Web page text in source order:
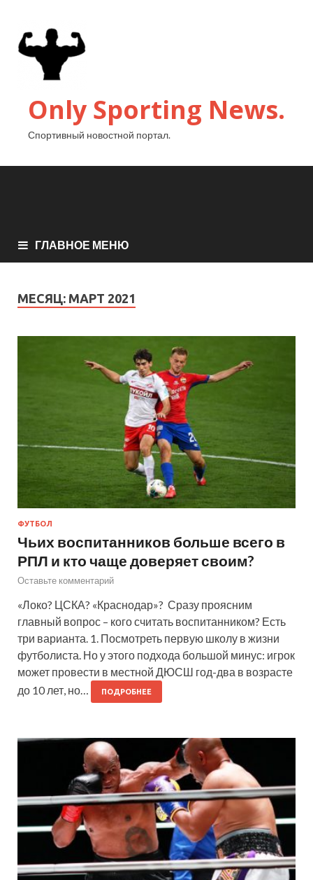
Only Sporting News.
Спортивный новостной портал.
ГЛАВНОЕ МЕНЮ
МЕСЯЦ: МАРТ 2021
ФУТБОЛ
Чьих воспитанников больше всего в
РПЛ и кто чаще доверяет своим?
Оставьте комментарий
«Локо? ЦСКА? «Краснодар»? Сразу проясним
главный вопрос – кого считать воспитанником? Есть
три варианта. 1. Посмотреть первую школу в жизни
футболиста. Но у этого подхода большой минус: игрок
может провести в местной ДЮСШ год-два в возрасте
до 10 лет, но…
ПОДРОБНЕЕ